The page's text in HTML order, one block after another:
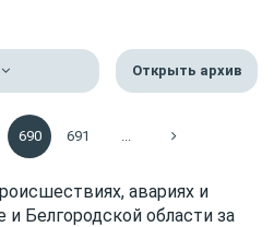
Открыть архив
690 691
авариях и
и Белгородской области за